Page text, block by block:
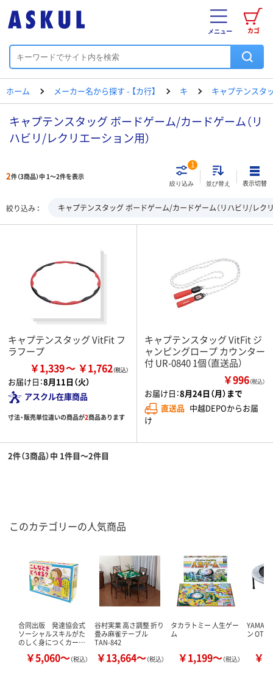
カゴ
メニュー
ホーム メーカー名から探す - 【カ行】 キ キャプテンスタ
キャプテンスタッグ ボードゲーム/カードゲーム（リ
ハビリ/レクリエーション用）
2件（3商品）中 1～2件を表示
絞り込み
1
並び替え 表示切替
絞り込み キャプテンスタッグ ボードゲーム/カードゲーム（リハビリ/レク
キャプテンスタッグ VitFit フ
ラフープ
￥1,339 ￥1,762
お届け日：8月11日（火）
アスクル在庫商品
寸法・販売単位違いの商品が2商品あります
キャプテンスタッグ VitFit ジ
ャンピングロープ カウンター
付 UR-0840 1個（直送品）
￥996（税込）
お届け日：8月24日（月）まで
直送品 中越DEPOからお届
け
2件（3商品）中 1件目～2件目
このカテゴリーの人気商品
合同出版 発達協会式
ソーシャルスキルがた
のしく身につくカー…
￥5,060～（税込）
谷村実業 高さ調整 折り
畳み麻雀テーブル
TAN-842
￥13,664～（税込）
タカラトミー 人生ゲー
ム
￥1,199～（税込）
ン OTP-
￥